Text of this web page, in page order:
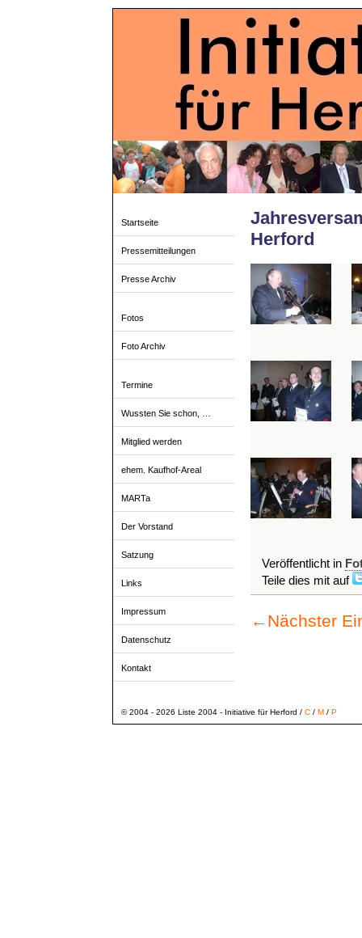
Startseite
Pressemitteilungen
Presse Archiv
Fotos
Foto Archiv
Termine
Wussten Sie schon, …
Mitglied werden
ehem. Kaufhof-Areal
MARTa
Der Vorstand
Satzung
Links
Impressum
Datenschutz
Kontakt
Herford
Veröffentlicht in
Teile dies mit auf
← Nächster
© 2004 - 2026 Liste 2004 - Initiative für Herford / C/ M/ P